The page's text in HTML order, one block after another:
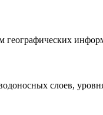
географических
слоев,